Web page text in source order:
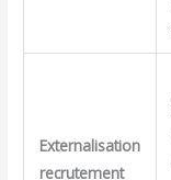
Externalisation
recrutement